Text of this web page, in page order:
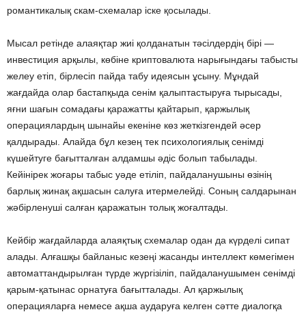
романтикалық скам-схемалар іске қосылады.
Мысал ретінде алаяқтар жиі қолданатын тәсілдердің бірі —
инвестиция арқылы, көбіне криптовалюта нарығындағы табысты
желеу етіп, бірлесіп пайда табу идеясын ұсыну. Мұндай
жағдайда олар бастапқыда сенім қалыптастыруға тырысады,
яғни шағын сомадағы қаражатты қайтарып, қаржылық
операциялардың шынайы екеніне көз жеткізгендей әсер
қалдырады. Алайда бұл кезең тек психологиялық сенімді
күшейтуге бағытталған алдамшы әдіс болып табылады.
Кейінірек жоғары табыс уәде етіліп, пайдаланушыны өзінің
барлық жинақ ақшасын салуға итермелейді. Соның салдарынан
жәбірленуші салған қаражатын толық жоғалтады.
Кейбір жағдайларда алаяқтық схемалар одан да күрделі сипат
алады. Алғашқы байланыс кезеңі жасанды интеллект көмегімен
автоматтандырылған түрде жүргізіліп, пайдаланушымен сенімді
қарым-қатынас орнатуға бағытталады. Ал қаржылық
операцияларға немесе ақша аударуға келген сәтте диалогқа